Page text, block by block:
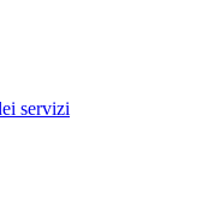
servizi